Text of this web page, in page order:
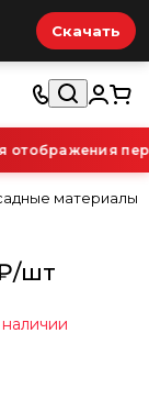
Скачать
материалы
шт